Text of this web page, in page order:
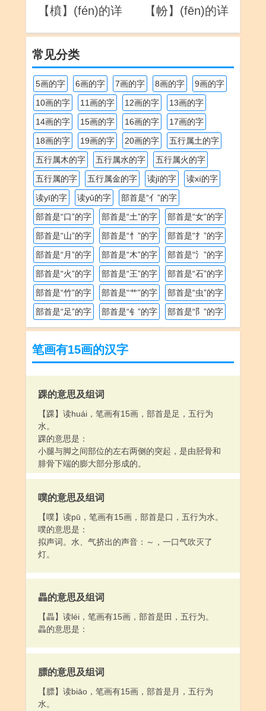
【橨】(fén)的详
【帉】(fēn)的详
常见分类
5画的字 6画的字 7画的字 8画的字
9画的字
10画的字
11画的字 12画的字
13画的字
14画的字
15画的字 16画的字
17画的字
18画的字
19画的字 20画的字
五行属土的字
五行属木的字
五行属水的字
五行属火的字
五行属的字
五行属金的字 读jī的字
读xí的字
读yī的字
读yǔ的字
部首是“亻”的字
部首是“口”的字
部首是“土”的字
部首是“女”的字
部首是“山”的字
部首是“忄”的字
部首是“扌”的字
部首是“月”的字
部首是“木”的字
部首是“氵”的字
部首是“火”的字
部首是“王”的字
部首是“石”的字
部首是“竹”的字
部首是“艹”的字
部首是“虫”的字
部首是“足”的字
部首是“钅”的字 部首是“阝”的字
笔画有15画的汉字
踝的意思及组词
【踝】读huái，笔画有15画，部首是足，五行为
水。
踝的意思是：
小腿与脚之间部位的左右两侧的突起，是由胫骨和
腓骨下端的膨大部分形成的。
噗的意思及组词
【噗】读pū，笔画有15画，部首是口，五行为水。
噗的意思是：
拟声词。水、气挤出的声音：～，一口气吹灭了
灯。
畾的意思及组词
【畾】读léi，笔画有15画，部首是田，五行为。
畾的意思是：
膘的意思及组词
【膘】读biāo，笔画有15画，部首是月，五行为
水。